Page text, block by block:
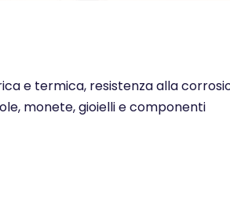
e termica, resistenza alla
monete, gioielli e componenti